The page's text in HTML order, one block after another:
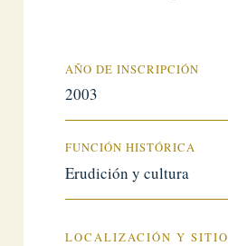
AÑO DE INSCRIPCIÓN
2003
FUNCIÓN HISTÓRICA
Erudición y cultura
LOCALIZACIÓN Y SITIO